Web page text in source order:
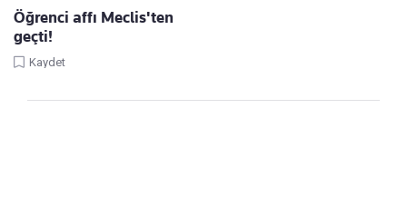
Öğrenci affı Meclis'ten
geçti!
Kaydet